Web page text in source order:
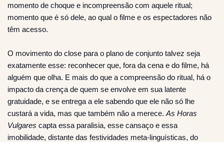
momento de choque e incompreensão com aquele ritual;
momento que é só dele, ao qual o filme e os espectadores não
têm acesso.
O movimento do close para o plano de conjunto talvez seja
exatamente esse: reconhecer que, fora da cena e do filme, há
alguém que olha. E mais do que a compreensão do ritual, há o
impacto da crença de quem se envolve em sua latente
gratuidade, e se entrega a ele sabendo que ele não só lhe
custará a vida, mas que também não a merece. As Horas
Vulgares capta essa paralisia, esse cansaço e essa
imobilidade, distante das festividades meta-linguísticas, do